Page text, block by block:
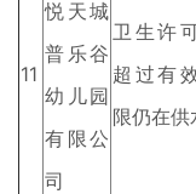
11
悦天城
普乐谷
幼儿园
有限公
司
卫生许
超过有
限仍在供